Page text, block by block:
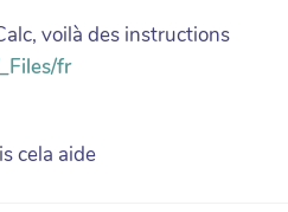
voilà des instructions
fr
cela aide